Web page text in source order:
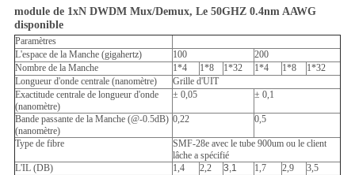
module de 1xN DWDM Mux/Demux, Le 50GHZ 0.4nm AAWG
disponible
Paramètres
L'espace de la Manche (gigahertz)
100
200
Nombre de la Manche
1*4 1*8 1*32 1*4 1*8
1*32
Longueur d'onde centrale (nanomètre)
Grille d'UIT
Exactitude centrale de longueur d'onde
(nanomètre)
± 0,05 ± 0,1
Bande passante de la Manche (@-0.5dB)
(nanomètre)
0,22 0,5
Type de fibre
SMF-28e avec le tube 900um ou le client
lâche a spécifié
L'IL (DB)
1,4 2,2 3,1 1,7 2,9
3,5